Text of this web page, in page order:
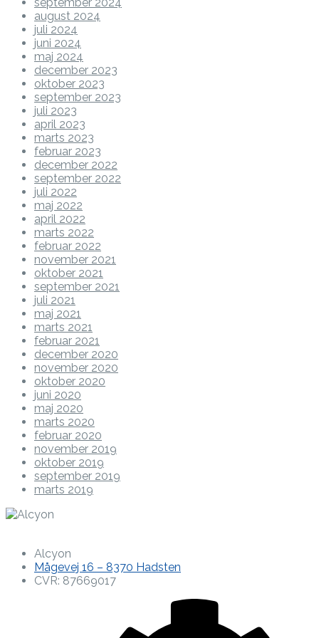
september 2024
august 2024
juli 2024
juni 2024
maj 2024
december 2023
oktober 2023
september 2023
juli 2023
april 2023
marts 2023
februar 2023
december 2022
september 2022
juli 2022
maj 2022
april 2022
marts 2022
februar 2022
november 2021
oktober 2021
september 2021
juli 2021
maj 2021
marts 2021
februar 2021
december 2020
november 2020
oktober 2020
juni 2020
maj 2020
marts 2020
februar 2020
november 2019
oktober 2019
september 2019
marts 2019
Alcyon
Mågevej 16 – 8370 Hadsten
CVR: 87669017